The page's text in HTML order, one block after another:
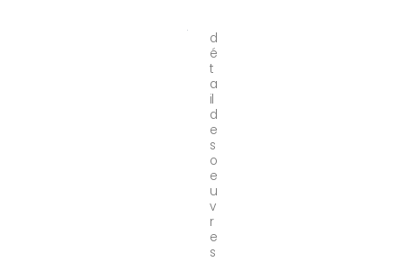
d
é
t
a
il
d
e
s
o
e
u
v
r
e
s